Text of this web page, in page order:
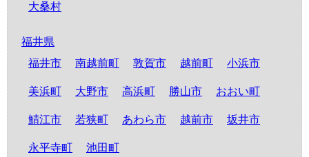
大桑村
福井県
福井市
南越前町 敦賀市 越前町 小浜市
美浜町 大野市 高浜町 勝山市 おおい町
鯖江市 若狭町 あわら市 越前市 坂井市
永平寺町 池田町